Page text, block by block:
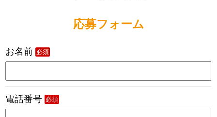
応募フォーム
お名前 必須
電話番号 必須